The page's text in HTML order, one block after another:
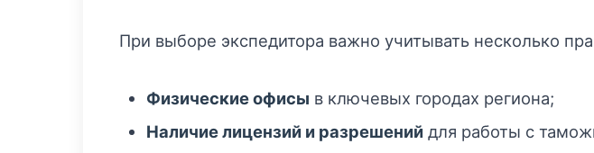
При выборе экспедитора важно учитывать несколько
Физические офисы в ключевых городах региона;
Наличие лицензий и разрешений для работы с